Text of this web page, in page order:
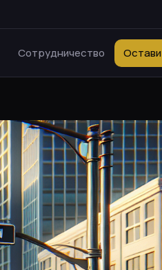
Сотрудничество